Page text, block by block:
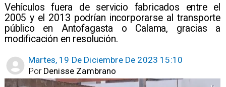
Vehículos fuera de servicio fabricados entre el
2005 y el 2013 podrían incorporarse al transporte
público en Antofagasta o Calama, gracias a
modificación en resolución.
Martes, 19 De Diciembre De 2023 15:10
Denisse Zambrano
Por